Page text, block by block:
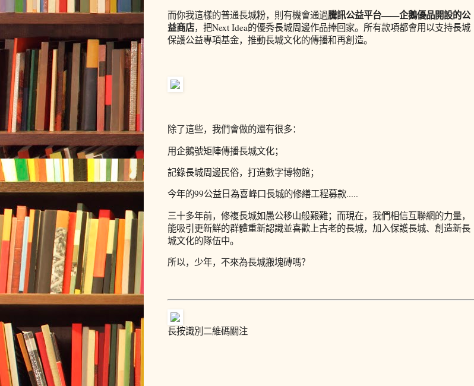
而你我這樣的普通長城粉，則有機會通過騰訊公益平台——企鵝優品開設的公
益商店，把Next Idea的優秀長城周邊作品捧回家。所有款項都會用以支持長城
保護公益專項基金，推動長城文化的傳播和再創造。
除了這些，我們會做的還有很多：
用企鵝號矩陣傳播長城文化；
記錄長城周邊民俗，打造數字博物館；
今年的99公益日為喜峰口長城的修繕工程募款.....
三十多年前，修複長城如愚公移山般艱難；而現在，我們相信互聯網的力量，
能吸引更新鮮的群體重新認識並喜歡上古老的長城，加入保護長城、創造新長
城文化的隊伍中。
所以，少年，不來為長城搬塊磚嗎？
長按識別二維碼關注